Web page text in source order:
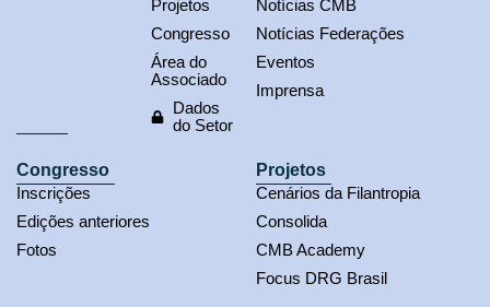
Projetos
Congresso
Área do
Associado
Dados
do Setor
Notícias CMB
Notícias Federações
Eventos
Imprensa
Congresso
Inscrições
Edições anteriores
Fotos
Projetos
Cenários da Filantropia
Consolida
CMB Academy
Focus DRG Brasil